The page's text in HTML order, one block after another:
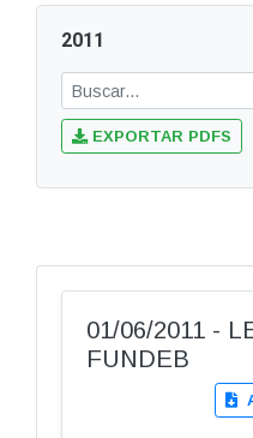
2011
EXPORTAR PDFS
01/06/2011 -
FUNDEB